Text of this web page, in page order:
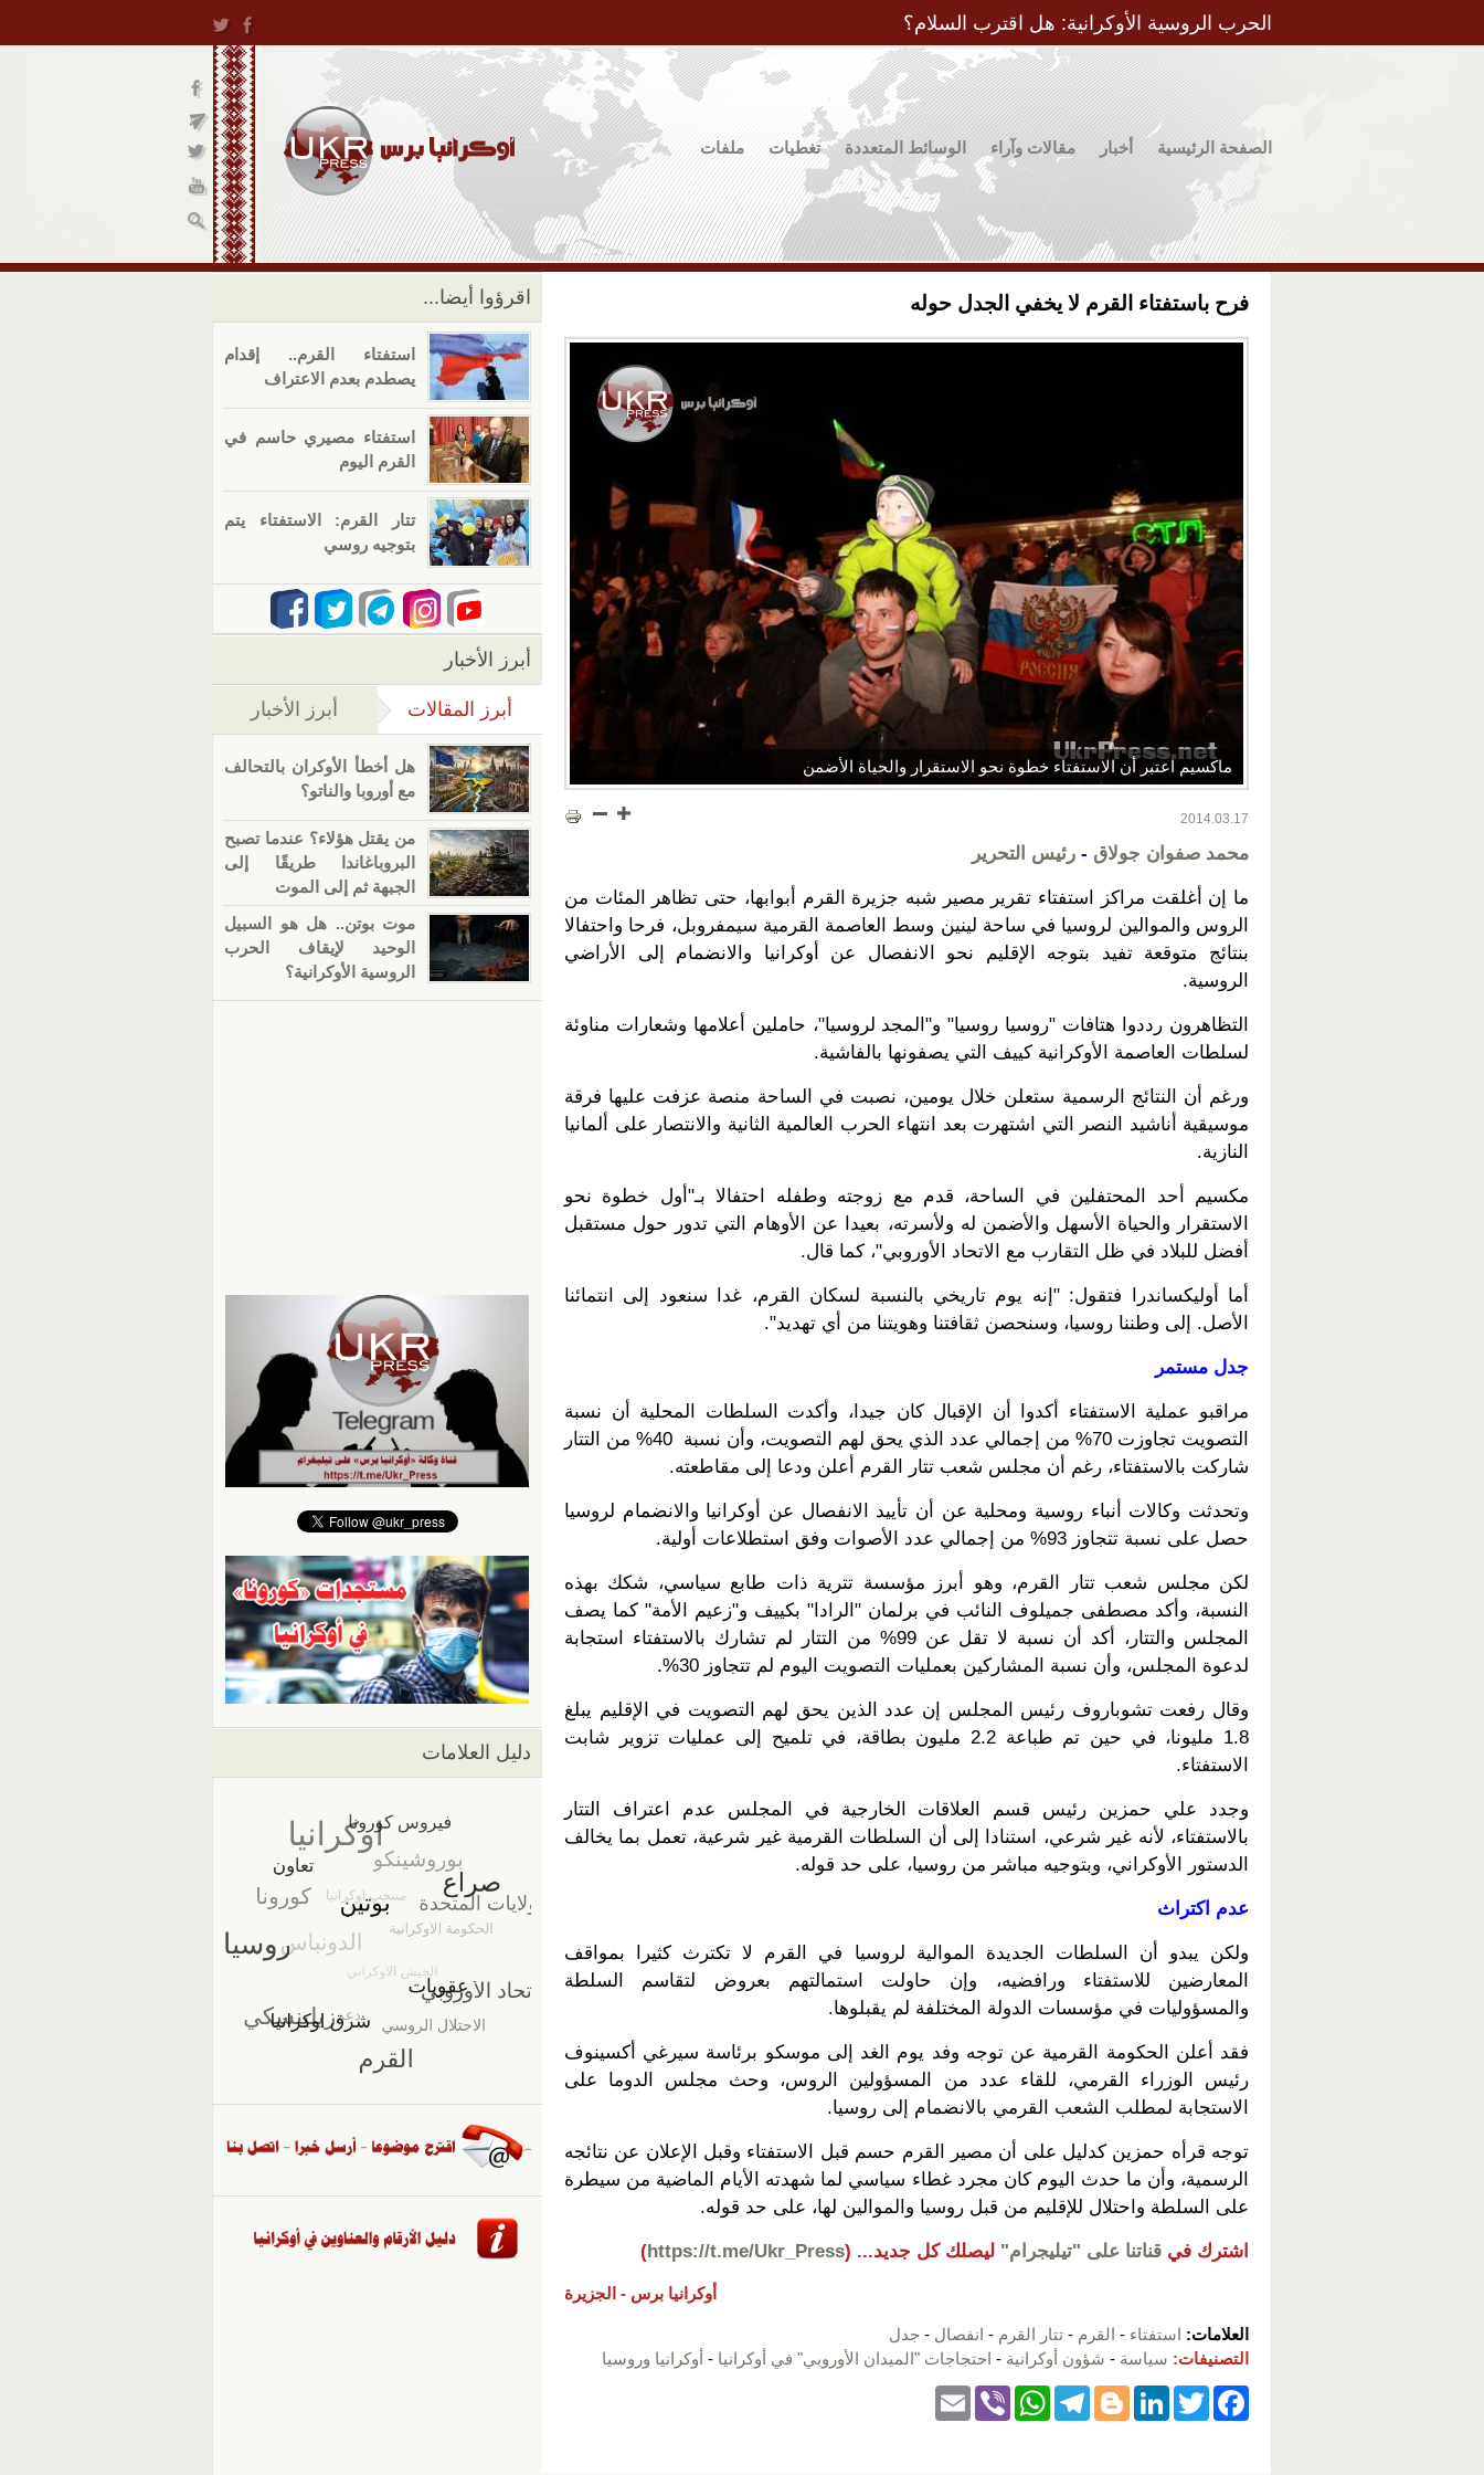
الحرب الروسية الأوكرانية: هل اقترب السلام؟
الصفحة الرئيسية أخبار مقالات وآراء الوسائط المتعددة تغطيات ملفات
فرح باستفتاء القرم لا يخفي الجدل حوله
ماكسيم اعتبر أن الاستفتاء خطوة نحو الاستقرار والحياة الأضمن
2014.03.17
محمد صفوان جولاق - رئيس التحرير
ما إن أغلقت مراكز استفتاء تقرير مصير شبه جزيرة القرم أبوابها، حتى تظاهر المئات من
الروس والموالين لروسيا في ساحة لينين وسط العاصمة القرمية سيمفروبل، فرحا واحتفالا
بنتائج متوقعة تفيد بتوجه الإقليم نحو الانفصال عن أوكرانيا والانضمام إلى الأراضي
الروسية.
التظاهرون رددوا هتافات "روسيا روسيا" و"المجد لروسيا"، حاملين أعلامها وشعارات مناوئة
لسلطات العاصمة الأوكرانية كييف التي يصفونها بالفاشية.
ورغم أن النتائج الرسمية ستعلن خلال يومين، نصبت في الساحة منصة عزفت عليها فرقة
موسيقية أناشيد النصر التي اشتهرت بعد انتهاء الحرب العالمية الثانية والانتصار على ألمانيا
النازية.
مكسيم أحد المحتفلين في الساحة، قدم مع زوجته وطفله احتفالا بـ"أول خطوة نحو
الاستقرار والحياة الأسهل والأضمن له ولأسرته، بعيدا عن الأوهام التي تدور حول مستقبل
أفضل للبلاد في ظل التقارب مع الاتحاد الأوروبي"، كما قال.
أما أوليكساندرا فتقول: "إنه يوم تاريخي بالنسبة لسكان القرم، غدا سنعود إلى انتمائنا
الأصل. إلى وطننا روسيا، وسنحصن ثقافتنا وهويتنا من أي تهديد".
جدل مستمر
مراقبو عملية الاستفتاء أكدوا أن الإقبال كان جيدا، وأكدت السلطات المحلية أن نسبة
التصويت تجاوزت 70% من إجمالي عدد الذي يحق لهم التصويت، وأن نسبة 40% من التتار
شاركت بالاستفتاء، رغم أن مجلس شعب تتار القرم أعلن ودعا إلى مقاطعته.
وتحدثت وكالات أنباء روسية ومحلية عن أن تأييد الانفصال عن أوكرانيا والانضمام لروسيا
حصل على نسبة تتجاوز 93% من إجمالي عدد الأصوات وفق استطلاعات أولية.
لكن مجلس شعب تتار القرم، وهو أبرز مؤسسة تترية ذات طابع سياسي، شكك بهذه
النسبة، وأكد مصطفى جميلوف النائب في برلمان "الرادا" بكييف و"زعيم الأمة" كما يصف
المجلس والتتار، أكد أن نسبة لا تقل عن 99% من التتار لم تشارك بالاستفتاء استجابة
لدعوة المجلس، وأن نسبة المشاركين بعمليات التصويت اليوم لم تتجاوز 30%.
وقال رفعت تشوباروف رئيس المجلس إن عدد الذين يحق لهم التصويت في الإقليم يبلغ
1.8 مليونا، في حين تم طباعة 2.2 مليون بطاقة، في تلميح إلى عمليات تزوير شابت
الاستفتاء.
وجدد علي حمزين رئيس قسم العلاقات الخارجية في المجلس عدم اعتراف التتار
بالاستفتاء، لأنه غير شرعي، استنادا إلى أن السلطات القرمية غير شرعية، تعمل بما يخالف
الدستور الأوكراني، وبتوجيه مباشر من روسيا، على حد قوله.
عدم اكتراث
ولكن يبدو أن السلطات الجديدة الموالية لروسيا في القرم لا تكترث كثيرا بمواقف
المعارضين للاستفتاء ورافضيه، وإن حاولت استمالتهم بعروض لتقاسم السلطة
والمسؤوليات في مؤسسات الدولة المختلفة لم يقبلوها.
فقد أعلن الحكومة القرمية عن توجه وفد يوم الغد إلى موسكو برئاسة سيرغي أكسينوف
رئيس الوزراء القرمي، للقاء عدد من المسؤولين الروس، وحث مجلس الدوما على
الاستجابة لمطلب الشعب القرمي بالانضمام إلى روسيا.
توجه قرأه حمزين كدليل على أن مصير القرم حسم قبل الاستفتاء وقبل الإعلان عن نتائجه
الرسمية، وأن ما حدث اليوم كان مجرد غطاء سياسي لما شهدته الأيام الماضية من سيطرة
على السلطة واحتلال للإقليم من قبل روسيا والموالين لها، على حد قوله.
اشترك في قناتنا على "تيليجرام" ليصلك كل جديد... (
https://t.me/Ukr_Press
)
أوكرانيا برس - الجزيرة
العلامات: استفتاء - القرم - تتار القرم - انفصال - جدل
التصنيفات: سياسة - شؤون أوكرانية - احتجاجات "الميدان الأوروبي" في أوكرانيا - أوكرانيا وروسيا
F
T
Li
Bl
T
W
Vi
اقرؤوا أيضا...
استفتاء القرم.. إقدام
يصطدم بعدم الاعتراف
استفتاء مصيري حاسم في
القرم اليوم
تتار القرم: الاستفتاء يتم
بتوجيه روسي
أبرز الأخبار
أبرز المقالات (علامة التبويب النشطة)
أبرز الأخبار
هل أخطأ الأوكران بالتحالف
مع أوروبا والناتو؟
من يقتل هؤلاء؟ عندما تصبح
البروباغاندا طريقًا إلى
الجبهة ثم إلى الموت
موت بوتن.. هل هو السبيل
الوحيد لإيقاف الحرب
الروسية الأوكرانية؟
دليل العلامات